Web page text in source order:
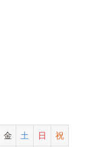
金 土 日 祝